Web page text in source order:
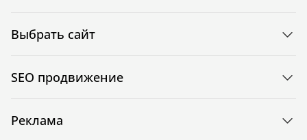
Выбрать сайт
SEO продвижение
Реклама